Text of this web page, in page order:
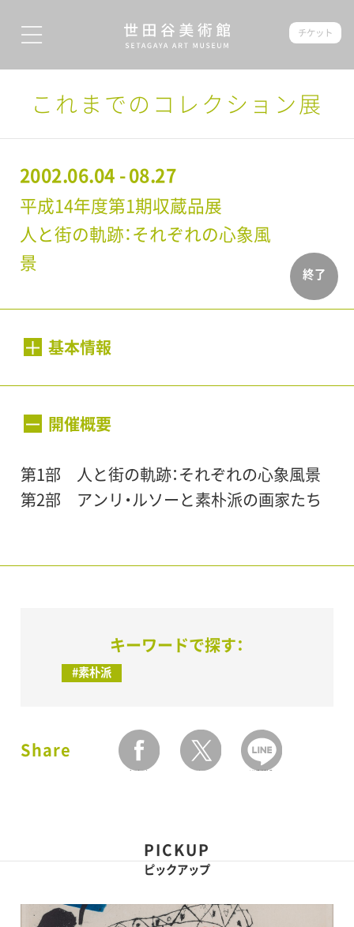
チケット
これまでのコレクション展
終了
2002.06.04 - 08.27
平成14年度第1期収蔵品展
人と街の軌跡：それぞれの心象風
景
基本情報
2002年6月4日（火）〜8月27日（火）
開館時間：
10:00～18:00（入場は17:30まで）
世田谷美術館 展示室
開催概要
第1部 人と街の軌跡：それぞれの心象風景
第2部 アンリ・ルソーと素朴派の画家たち
キーワードで探す：
#素朴派
Share
facebook twitter LINEで送る
PICKUP
ピックアップ